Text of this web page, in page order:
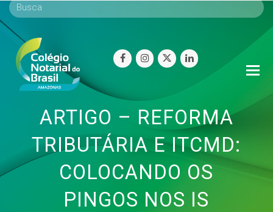
facebookinstagram
twitterlinkedin
ARTIGO – REFORMA
TRIBUTÁRIA E ITCMD:
COLOCANDO OS
PINGOS NOS IS